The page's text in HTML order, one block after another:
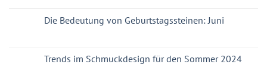
Die Bedeutung von Geburtstagssteinen: Juni
Trends im Schmuckdesign für den Sommer 2024